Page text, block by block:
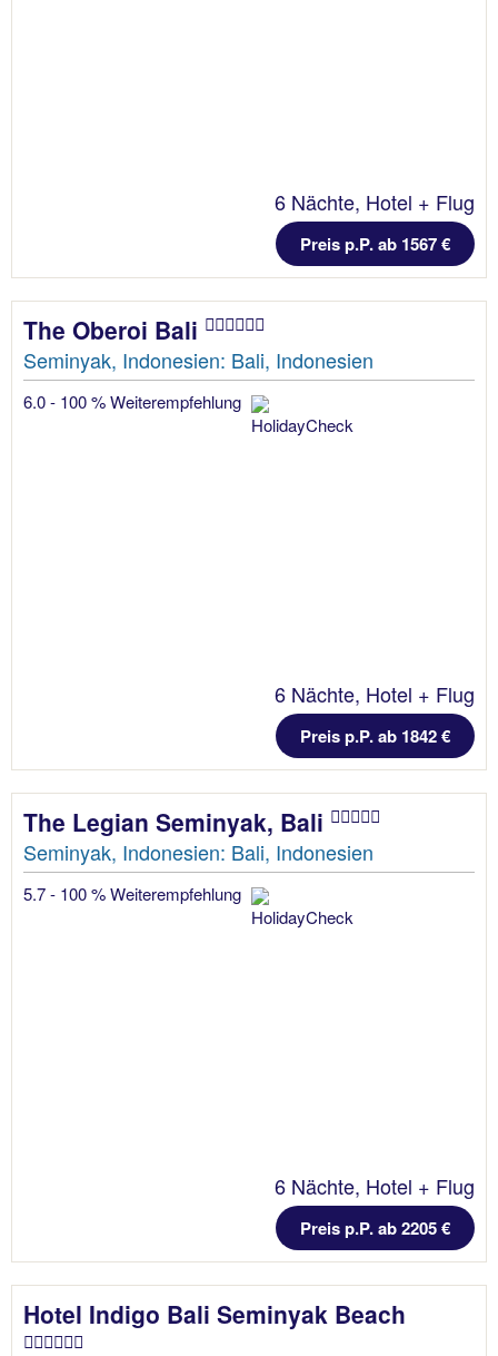
6 Nächte, Hotel + Flug
Preis p.P. ab 1567 €
The Oberoi Bali
Seminyak, Indonesien: Bali, Indonesien
6.0 - 100 % Weiterempfehlung
6 Nächte, Hotel + Flug
Preis p.P. ab 1842 €
The Legian Seminyak, Bali
Seminyak, Indonesien: Bali, Indonesien
5.7 - 100 % Weiterempfehlung
6 Nächte, Hotel + Flug
Preis p.P. ab 2205 €
Hotel Indigo Bali Seminyak Beach